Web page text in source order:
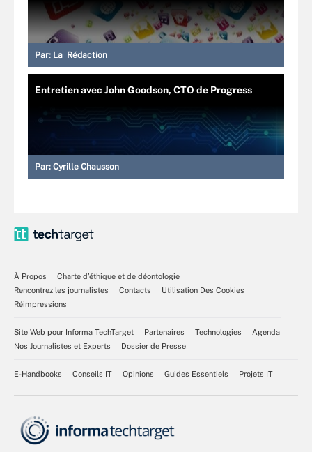
Par: La Rédaction
Entretien avec John Goodson, CTO de Progress
Par: Cyrille Chausson
À Propos
Charte d’éthique et de déontologie
Rencontrez les journalistes
Contacts
Utilisation Des Cookies
Réimpressions
Site Web pour Informa TechTarget Partenaires Technologies
Agenda
Nos Journalistes et Experts
Dossier de Presse
E-Handbooks Conseils IT Opinions Guides Essentiels Projets IT